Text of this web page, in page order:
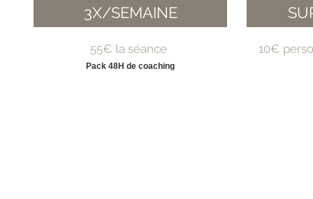
3X/SEMAINE
55€ la séance
Pack 48H de coaching
10€